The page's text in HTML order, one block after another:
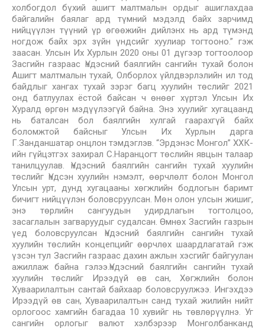
холбогдол бүхий ашигт малтмалын ордыг ашиглахдаа
байгалийн баялаг ард түмний мэдэлд байх зарчимд
нийцүүлэн түүний үр өгөөжийн дийлэнх нь ард түмэнд
ногдож байх эрх зүйн үндсийг хуулиар тогтооно.” гэж
заасан. Улсын Их Хурлын 2020 оны 01 дүгээр тогтоолоор
Засгийн газраас Үндэсний баялгийн сангийн тухай болон
Ашигт малтмалын тухай, Олборлох үйлдвэрлэлийн ил тод
байдлыг хангах тухай зэрэг багц хуулийн төслийг 2021
онд батлуулах ёстой байсан ч өнөөг хүртэл Улсын Их
Хуралд өргөн мэдүүлээгүй байна. Энэ хуулийг хугацаанд
нь баталсан бол баялгийн хулгай гаарахгүй байх
боломжтой байсныг Улсын Их Хурлын дарга
Г.Занданшатар онцлон тэмдэглэв. “Эрдэнэс Монгол” ХХК-
ийн гүйцэтгэх захирал С.Наранцогт төслийн явцын талаар
танилцуулав. Үндэсний баялгийн сангийн тухай хуулийн
төслийг Үндсэн хуулийн нэмэлт, өөрчлөлт болон Монгол
Улсын урт, дунд хугацааны хөгжлийн бодлогын баримт
бичигт нийцүүлэн боловсруулсан. Мөн олон улсын жишиг,
энэ төрлийн сангуудын удирдлагын тогтолцоо,
засаглалын загваруудыг судалсан. Өмнөх Засгийн газрын
үед боловсруулсан Үндэсний баялгийн сангийн тухай
хуулийн төслийн концепцийг өөрчлөх шаардлагатай гэж
үзсэн тул Засгийн газраас дахин ажлын хэсгийг байгуулан
ажиллаж байна гэлээ.Үндэсний баялгийн сангийн тухай
хуулийн төслийг Ирээдүй өв сан, Хөгжлийн болон
Хуваарилалтын сантай байхаар боловсруулжээ. Ингэхдээ
Ирээдүй өв сан, Хуваарилалтын санд тухай жилийн нийт
орлогоос хамгийн багадаа 10 хувийг нь төвлөрүүлнэ. Уг
сангийн орлогыг валют хэлбэрээр Монголбанканд